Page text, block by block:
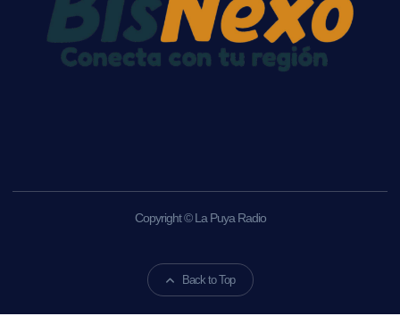
Copyright © La Puya Radio
Back to Top